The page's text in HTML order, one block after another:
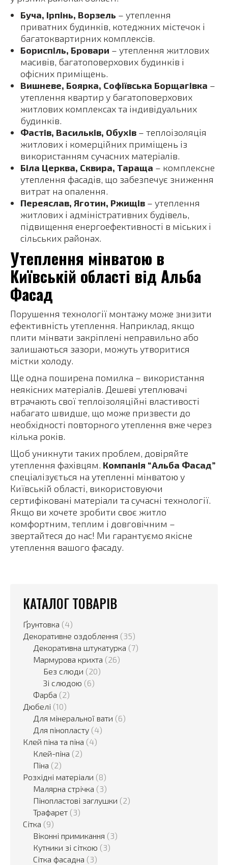
Буча, Ірпінь, Ворзель – утеплення
приватних будинків, котеджних містечок і
багатоквартирних комплексів.
Бориспіль, Бровари – утеплення житлових
масивів, багатоповерхових будинків і
офісних приміщень.
Вишневе, Боярка, Софіївська Борщагівка –
утеплення квартир у багатоповерхових
житлових комплексах та індивідуальних
будинків.
Фастів, Васильків, Обухів – теплоізоляція
житлових і комерційних приміщень із
використанням сучасних матеріалів.
Біла Церква, Сквира, Тараща – комплексне
утеплення фасадів, що забезпечує зниження
витрат на опалення.
Переяслав, Яготин, Ржищів – утеплення
житлових і адміністративних будівель,
підвищення енергоефективності в міських і
сільських районах.
Утеплення мінватою в
Київській області від Альба
Фасад
Порушення технології монтажу може знизити
ефективність утеплення. Наприклад, якщо
плити мінвати закріплені неправильно або
залишаються зазори, можуть утворитися
містки холоду.
Ще одна поширена помилка – використання
неякісних матеріалів. Дешеві утеплювачі
втрачають свої теплоізоляційні властивості
набагато швидше, що може призвести до
необхідності повторного утеплення вже через
кілька років.
Щоб уникнути таких проблем, довіряйте
утеплення фахівцям. Компанія “Альба Фасад”
спеціалізується на утепленні мінватою у
Київській області, використовуючи
сертифіковані матеріали та сучасні технології.
Якщо ви хочете зробити своє житло
комфортним, теплим і довговічним –
звертайтеся до нас! Ми гарантуємо якісне
утеплення вашого фасаду.
КАТАЛОГ ТОВАРІВ
Ґрунтовка (4)
Декоративне оздоблення (35)
Декоративна штукатурка (7)
Мармурова крихта (26)
Без слюди (20)
Зі слюдою (6)
Фарба (2)
Дюбелі (10)
Для мінеральної вати (6)
Для пінопласту (4)
Клей піна та піна (4)
Клей-піна (2)
Піна (2)
Розхідні матеріали (8)
Малярна стрічка (3)
Пінопластові заглушки (2)
Трафарет (3)
Сітка (9)
Віконні примикання (3)
Кутники зі сіткою (3)
Сітка фасадна (3)